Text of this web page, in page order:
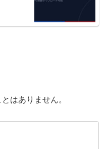
はありません。